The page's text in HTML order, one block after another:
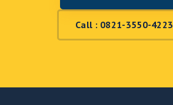
Call : 0821-3550-4223